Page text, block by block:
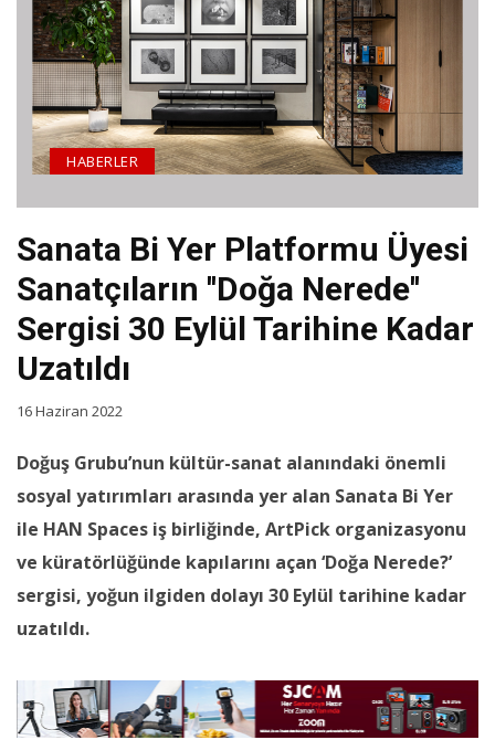
Sanata Bi Yer Platformu Üyesi
Sanatçıların ''Doğa Nerede''
Sergisi 30 Eylül Tarihine Kadar
Uzatıldı
HABERLER
16 Haziran 2022
Doğuş Grubu’nun kültür-sanat alanındaki önemli
sosyal yatırımları arasında yer alan Sanata Bi Yer
ile HAN Spaces iş birliğinde, ArtPick organizasyonu
ve küratörlüğünde kapılarını açan ‘Doğa Nerede?’
sergisi, yoğun ilgiden dolayı 30 Eylül tarihine kadar
uzatıldı.